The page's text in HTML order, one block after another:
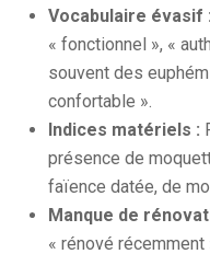
Vocabulaire évasif :
« fonctionnel », «
souvent des
confortable ».
Indices matériels :
présence de
faïence datée, de
Manque de
« rénové